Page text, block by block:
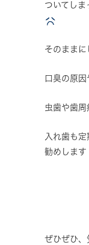
ついてしま
そのまま
口臭の原
虫歯や歯
入れ歯も
勧めします
ぜひぜひ、